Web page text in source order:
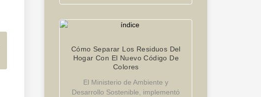
Cómo Separar Los Residuos Del
Hogar Con El Nuevo Código De
Colores
El Ministerio de Ambiente y
Desarrollo Sostenible, implementó